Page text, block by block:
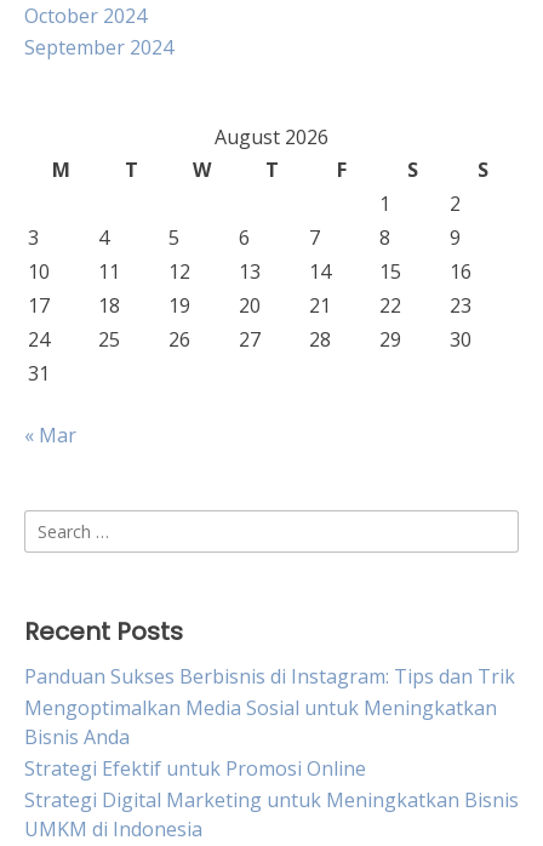
October 2024
September 2024
August 2026
M
T W T F S
S
1
2
3
4 5 6 7 8
9
10
11 12 13 14 15
16
17
18 19 20 21 22
23
24
25 26 27 28 29
30
31
« Mar
Search
for:
Recent Posts
Panduan Sukses Berbisnis di Instagram: Tips dan Trik
Mengoptimalkan Media Sosial untuk Meningkatkan
Bisnis Anda
Strategi Efektif untuk Promosi Online
Strategi Digital Marketing untuk Meningkatkan Bisnis
UMKM di Indonesia